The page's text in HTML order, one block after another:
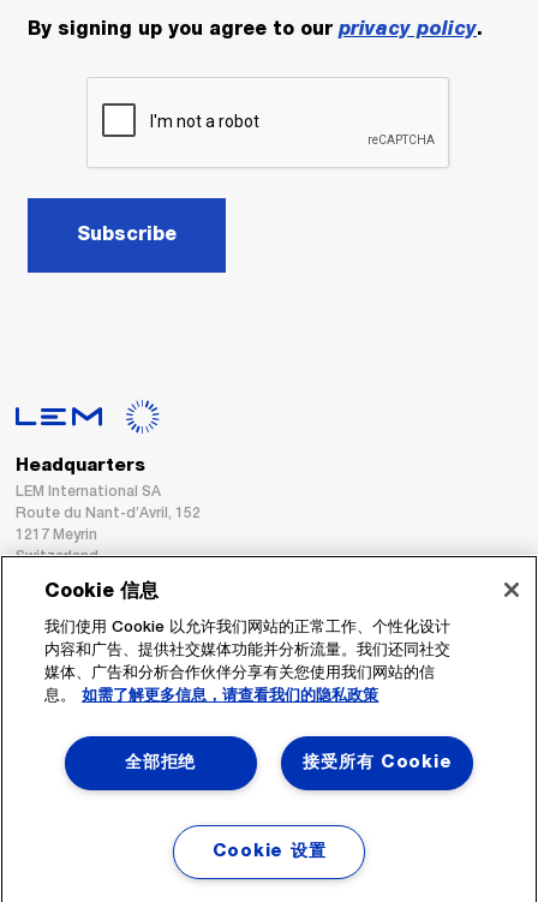
By signing up you agree to our privacy policy.
Subscribe
Headquarters
LEM International SA
Route du Nant-d’Avril, 152
1217 Meyrin
Switzerland
Fax : +41 22 794 94 78
Cookie 信息
我们使用 Cookie 以允许我们网站的正常工作、个性化设计
内容和广告、提供社交媒体功能并分析流量。我们还同社交
媒体、广告和分析合作伙伴分享有关您使用我们网站的信
息。
如需了解更多信息，请查看我们的隐私政策
接受所有 Cookie
全部拒绝
Cookie 设置